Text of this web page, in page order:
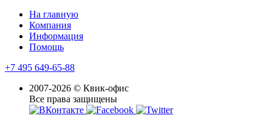
На главную
Компания
Информация
Помощь
+7 495 649-65-88
2007-2026 © Квик-офис
Все права защищены